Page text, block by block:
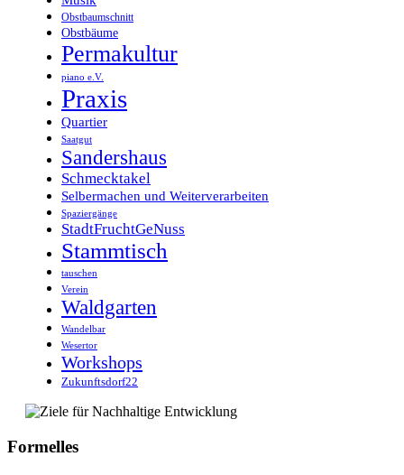
Obstbaumschnitt
Obstbäume
Permakultur
piano e.V.
Praxis
Quartier
Saatgut
Sandershaus
Schmecktakel
Selbermachen und Weiterverarbeiten
Spaziergänge
StadtFruchtGeNuss
Stammtisch
tauschen
Verein
Waldgarten
Wandelbar
Wesertor
Workshops
Zukunftsdorf22
Formelles